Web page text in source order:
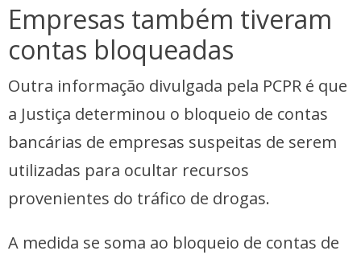
Empresas também tiveram
contas bloqueadas
Outra informação divulgada pela PCPR é que
a Justiça determinou o bloqueio de contas
bancárias de empresas suspeitas de serem
utilizadas para ocultar recursos
provenientes do tráfico de drogas.
A medida se soma ao bloqueio de contas de